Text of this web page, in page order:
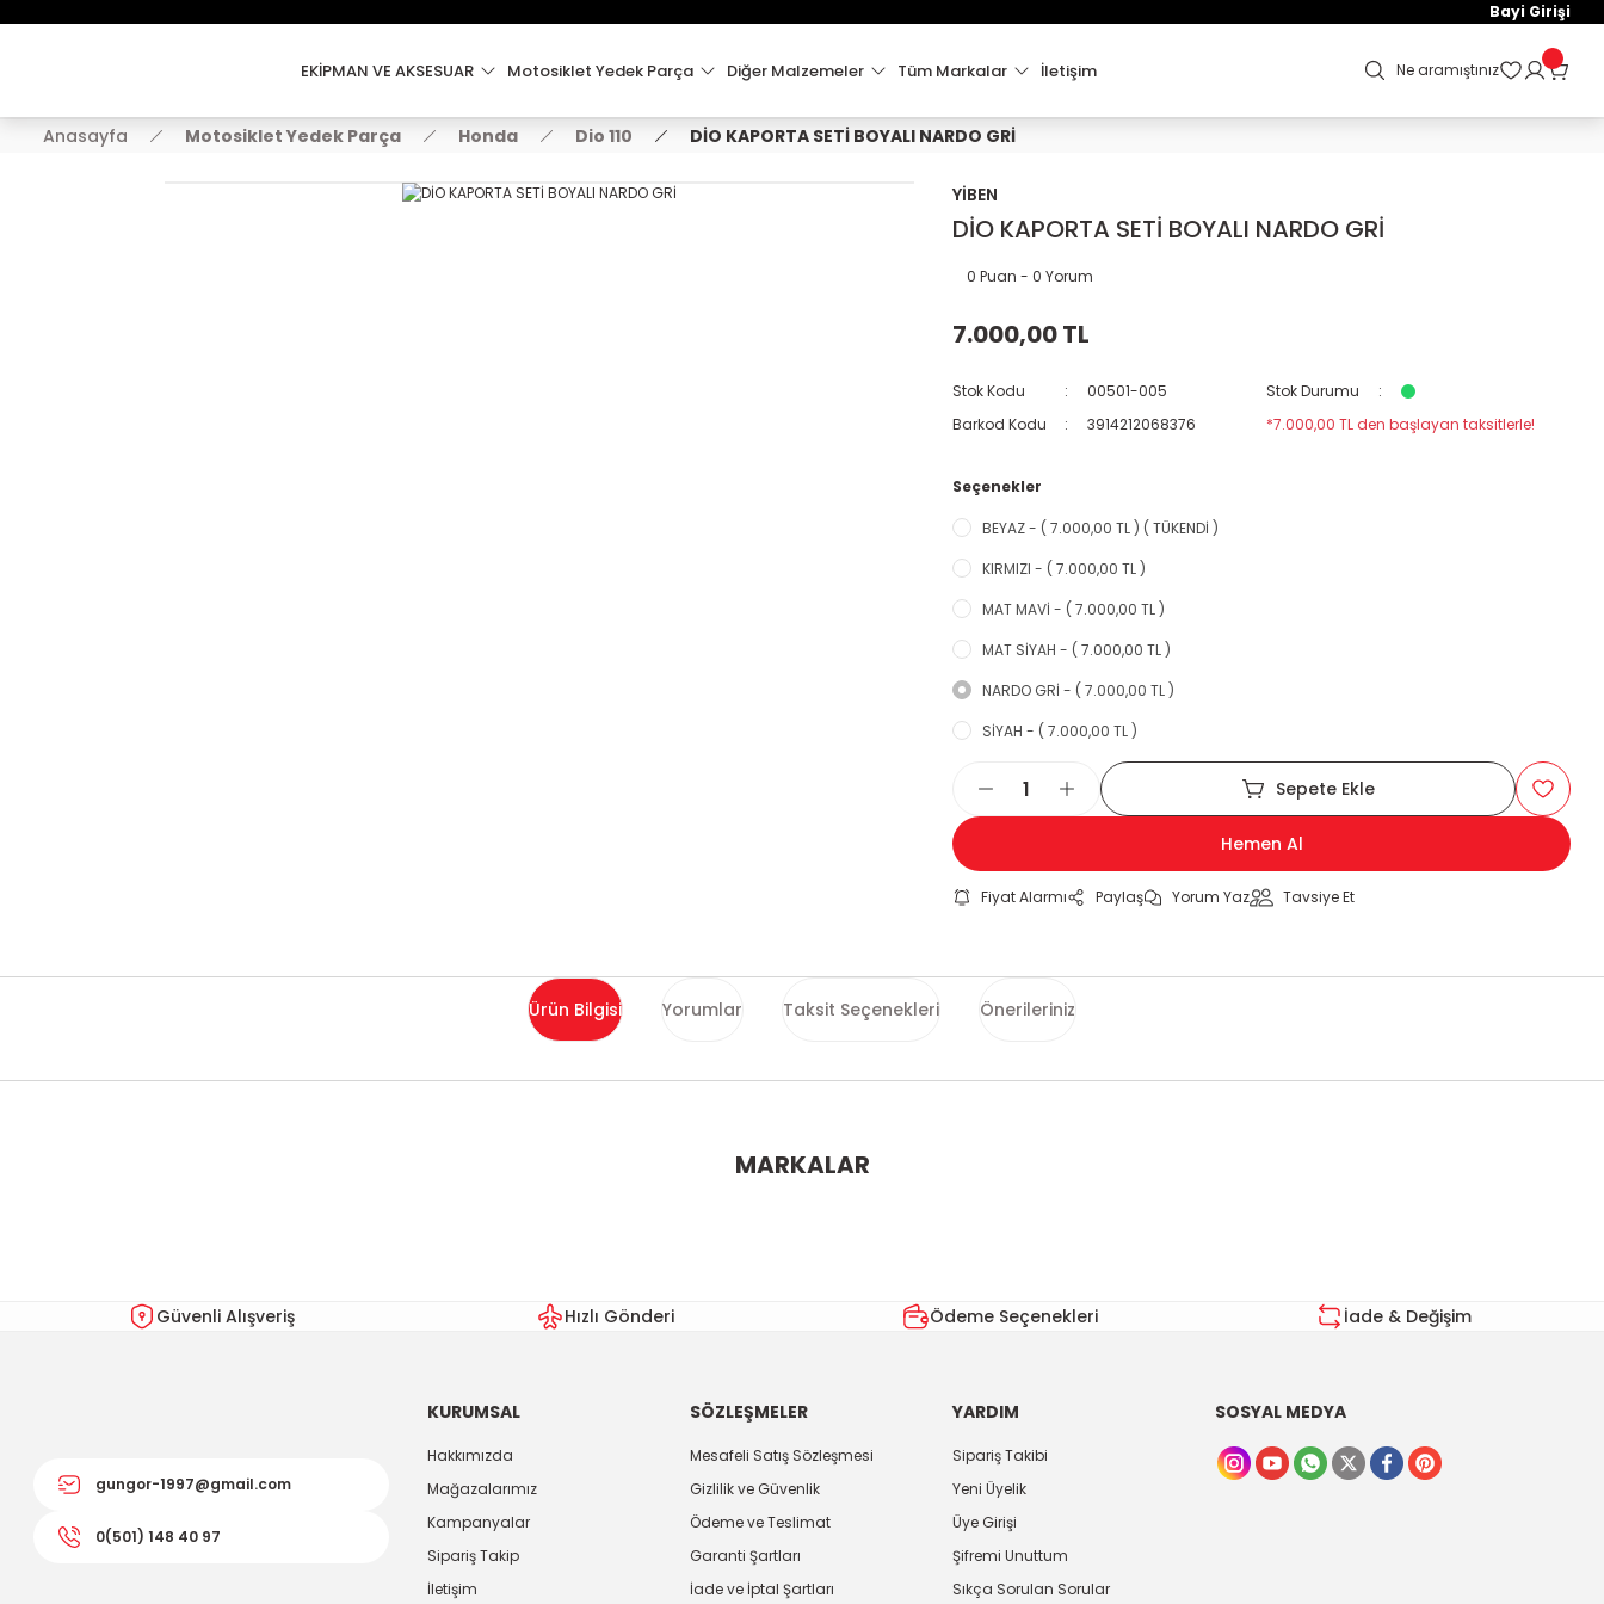
2000 TL VE ÜZERİ KARGO ÜCRETSİZ !
Bayi Girişi
EKİPMAN VE AKSESUAR Motosiklet Yedek Parça Diğer Malzemeler Tüm Markalar İletişim Ne aramıştınız
Anasayfa Motosiklet Yedek Parça Honda Dio 110 DİO KAPORTA SETİ BOYALI NARDO GRİ
YİBEN
DİO KAPORTA SETİ BOYALI NARDO GRİ
0 Puan - 0 Yorum
7.000,00 TL
Stok Kodu 00501-005
Stok Durumu
Barkod Kodu
3914212068376 *7.000,00 TL den başlayan taksitlerle!
Seçenekler
BEYAZ - ( 7.000,00 TL ) ( TÜKENDİ )
KIRMIZI - ( 7.000,00 TL )
MAT MAVİ - ( 7.000,00 TL )
MAT SİYAH - ( 7.000,00 TL )
NARDO GRİ - ( 7.000,00 TL )
SİYAH - ( 7.000,00 TL )
Sepete Ekle
Hemen Al
Fiyat Alarmı Paylaş Yorum Yaz Tavsiye Et
Ürün Bilgisi Yorumlar Taksit Seçenekleri Önerileriniz
Bu ürüne ilk yorumu siz yapın!
Ürün fiyatı diğer sitelerden daha pahalı.
MARKALAR
Güvenli Alışveriş Hızlı Gönderi Ödeme Seçenekleri İade & Değişim
gungor-1997@gmail.com
0(501) 148 40 97
KURUMSAL
Hakkımızda
Mağazalarımız
Kampanyalar
Sipariş Takip
İletişim
SÖZLEŞMELER
Mesafeli Satış Sözleşmesi
Gizlilik ve Güvenlik
Ödeme ve Teslimat
Garanti Şartları
İade ve İptal Şartları
YARDIM
Sipariş Takibi
Yeni Üyelik
Üye Girişi
Şifremi Unuttum
Sıkça Sorulan Sorular
SOSYAL MEDYA